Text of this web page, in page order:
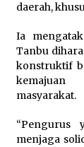
daerah,
Ia
Tanbu
konstruktif
kemajuan
masyarakat.
“Pengurus
menjaga